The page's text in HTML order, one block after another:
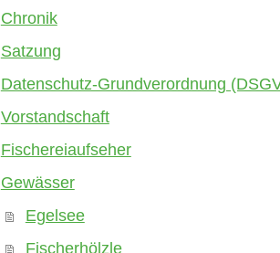
Chronik
Satzung
Datenschutz-Grundverordnung
Vorstandschaft
Fischereiaufseher
Gewässer
Egelsee
Fischerhölzle